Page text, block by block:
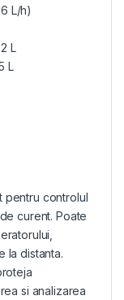
L/h)
L
L
pentru controlul
curent. Poate
la distanta.
si analizarea